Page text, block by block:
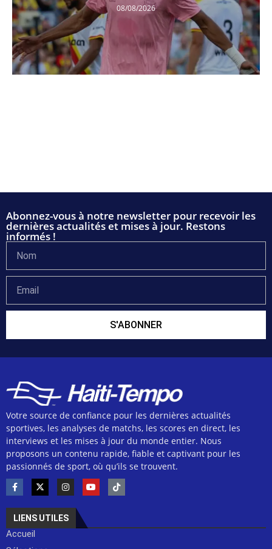
08/08/2026
Abonnez-vous à notre newsletter pour recevoir les
dernières actualités et mises à jour. Restons
informés !
S'ABONNER
Votre source de confiance pour les dernières actualités
sportives, les analyses de matchs, les scores en direct, les
interviews et les mises à jour du monde entier. Nous
proposons un contenu rapide, fiable et captivant pour les
passionnés de sport, où qu’ils se trouvent.
LIENS UTILES
Accueil